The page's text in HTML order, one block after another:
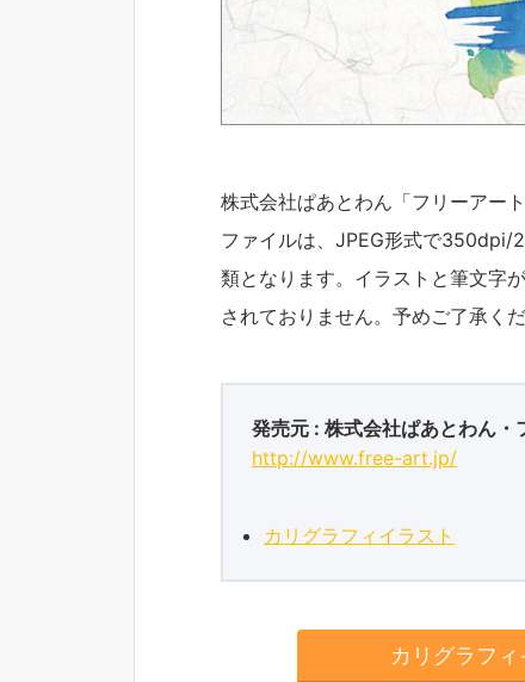
株式会社ぱあとわん「フリーアー
ファイルは、JPEG形式で
類となります。イラストと筆文字
されておりません。予めご了承くだ
発売元 : 株式会社ぱあとわん・
http://www.free-art.jp/
カリグラフィイラスト
カリグラフ